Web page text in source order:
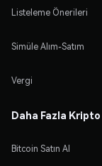
Listeleme Önerileri
Simüle Alım-Satım
Vergi
Daha Fazla Kripto
Bitcoin Satın Al